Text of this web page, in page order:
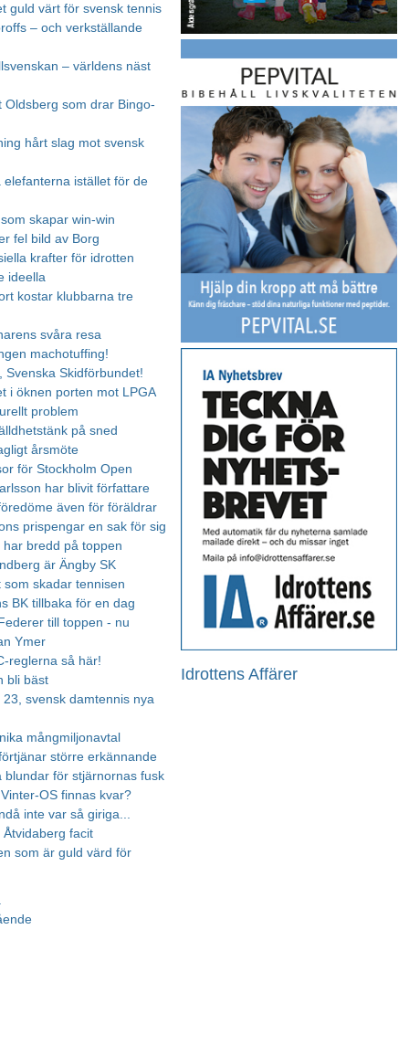
Idrottens Affärer
guld värt för svensk tennis
– och verkställande
– världens näst
Oldsberg som drar Bingo-
hårt slag mot svensk
elefanterna istället för de
skapar win-win
fel bild av Borg
krafter för idrotten
ideella
kostar klubbarna tre
svåra resa
machotuffing!
Svenska Skidförbundet!
i öknen porten mot LPGA
problem
på sned
årsmöte
för Stockholm Open
har blivit författare
även för föräldrar
prispengar en sak för sig
har bredd på toppen
är Ängby SK
som skadar tennisen
BK tillbaka för en dag
till toppen - nu
Ymer
reglerna så här!
bli bäst
23, svensk damtennis nya
mångmiljonavtal
större erkännande
blundar för stjärnornas fusk
OS finnas kvar?
inte var så giriga...​
Åtvidaberg facit
som är guld värd för